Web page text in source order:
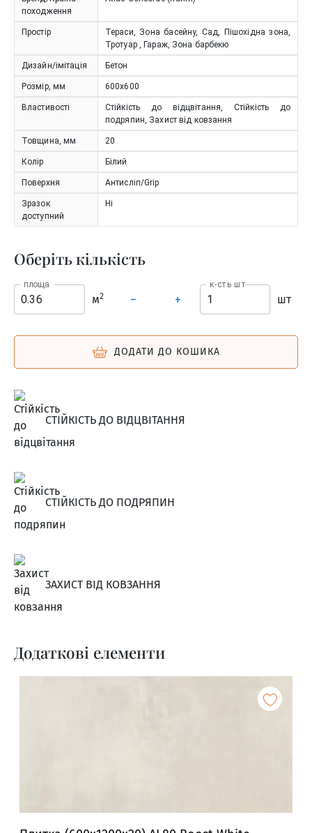
походження
Простір
Тераси, Зона басейну, Сад, Пішохідна зона,
Тротуар , Гараж, Зона барбекю
Дизайн/імітація Бетон
Розмір, мм 600x600
Властивості
Стійкість до відцвітання, Стійкість до
подряпин, Захист від ковзання
Товщина, мм 20
Колір Білий
Поверхня Антисліп/Grip
Зразок
доступний
Ні
Оберіть кількість
площа
м2 – +
к-сть шт
шт
ДОДАТИ ДО КОШИКА
СТІЙКІСТЬ ДО ВІДЦВІТАННЯ
СТІЙКІСТЬ ДО ПОДРЯПИН
ЗАХИСТ ВІД КОВЗАННЯ
Додаткові елементи